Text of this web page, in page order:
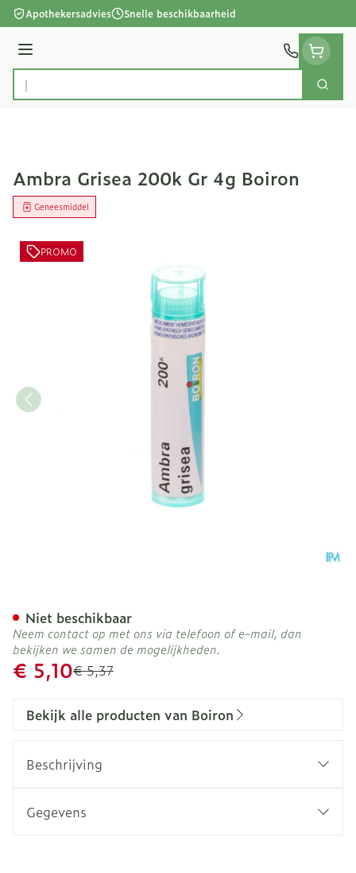
Ga naar de inhoud
Apothekersadvies Snelle beschikbaarheid
Menu
Product, merk, categorie...
Zoek
Ambra Grisea 200k Gr 4g Boiron
Geneesmiddel
PROMO
Adviesprijs
€ 5,37
Promotie prijs
€ 5,10
Niet beschikbaar
Neem contact op met ons via telefoon of e-mail, dan
bekijken we samen de mogelijkheden.
Bekijk alle producten van Boiron
Beschrijving
Gegevens